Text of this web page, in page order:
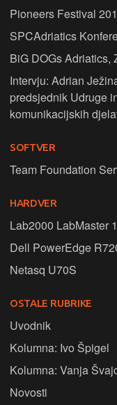
Pioneers Festival
SPCAdriatics
BiG DOGs Adriatics,
Intervju: Adrian
predsjednik Udruge
komunikacijskih
SOFTVER
Team Foundation
HARDVER
Lab2000 LabMaster
Dell PowerEdge
Netasq U70S
OSTALE RUBRIKE
Uvodnik
Kolumna: Ivo Špigel
Kolumna: Vanja
Novosti